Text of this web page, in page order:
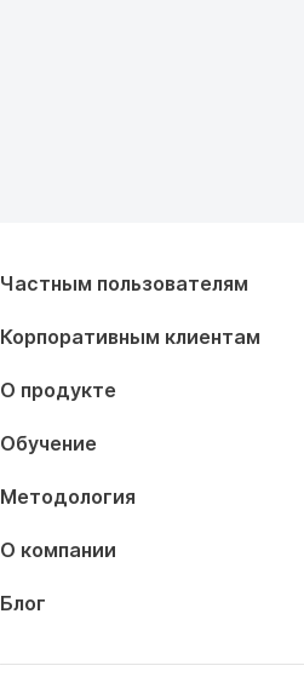
Частным пользователям
Корпоративным клиентам
О продукте
Обучение
Методология
О компании
Блог